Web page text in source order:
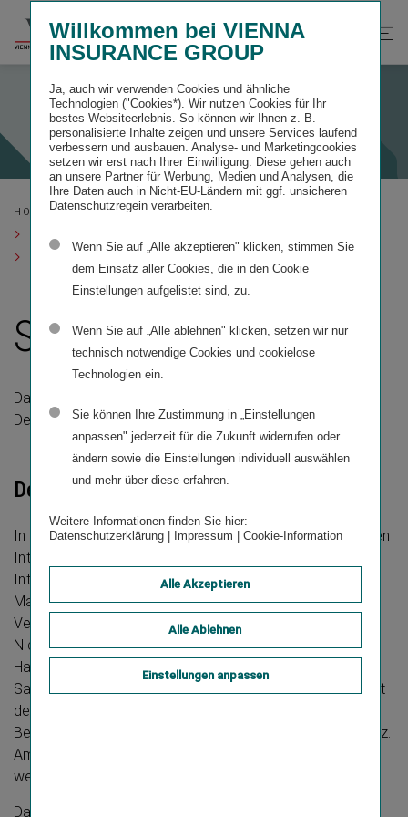
HOME
KONZERNLAGEBERICHT
LEISTUNGSINDIKATOREN NACH SEGMENTEN
SPEZIALMÄRKTE
Das Segment Spezialmärkte umfasst die Länder
Deutschland, Georgien, Liechtenstein und Türkei.
Deutschland
In Deutschland sind die VIG-Versicherungsgesellschaften
InterRisk Nichtleben und InterRisk Leben vertreten. Die
InterRisk-Gesellschaften arbeiten als reine
Maklerversicherer mit rund 10.000 unabhängigen
Vertriebspartner:innen zusammen. Die InterRisk
Nichtleben ist spezialisiert auf das Unfall- und
Haftpflichtversicherungsgeschäft sowie ausgewählte
Sachversicherungsprodukte. Der Geschäftsschwerpunkt
der InterRisk Leben liegt bei Altersvorsorge- und
Berufsunfähigkeitslösungen sowie Hinterbliebenenschutz.
Am deutschen Markt sind die VIG-Gesellschaften
weiterhin erfolgreich als ertragsstarke Nischenanbieter.
Darüber hinaus ist die gruppeneigene Rückversicherung
Willkommen bei VIENNA
INSURANCE GROUP
Ja, auch wir verwenden Cookies und ähnliche
Technologien ("Cookies*). Wir nutzen Cookies für Ihr
bestes Websiteerlebnis. So können wir Ihnen z. B.
personalisierte Inhalte zeigen und unsere Services laufend
verbessern und ausbauen. Analyse- und Marketingcookies
setzen wir erst nach Ihrer Einwilligung. Diese gehen auch
an unsere Partner für Werbung, Medien und Analysen, die
Ihre Daten auch in Nicht-EU-Ländern mit ggf. unsicheren
Datenschutzregein verarbeiten.
Wenn Sie auf „Alle akzeptieren" klicken, stimmen Sie
dem Einsatz aller Cookies, die in den Cookie
Einstellungen aufgelistet sind, zu.
Wenn Sie auf „Alle ablehnen" klicken, setzen wir nur
technisch notwendige Cookies und cookielose
Technologien ein.
Sie können Ihre Zustimmung in „Einstellungen
anpassen" jederzeit für die Zukunft widerrufen oder
ändern sowie die Einstellungen individuell auswählen
und mehr über diese erfahren.
Weitere Informationen finden Sie hier:
Datenschutzerklärung| Impressum Cookie-Information
Einstellungen anpassen
Alle Ablehnen
Alle Akzeptieren